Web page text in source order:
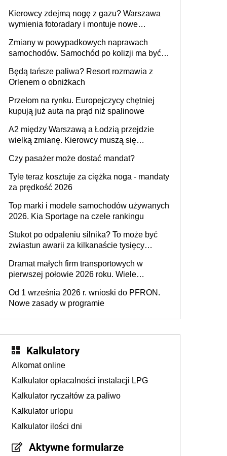
Kierowcy zdejmą nogę z gazu? Warszawa
wymienia fotoradary i montuje nowe
Zmiany w powypadkowych naprawach
samochodów. Samochód po kolizji ma być
technologią producenta
Będą tańsze paliwa? Resort rozmawia z
Orlenem o obniżkach
Przełom na rynku. Europejczycy chętniej
kupują już auta na prąd niż spalinowe
A2 między Warszawą a Łodzią przejdzie
wielką zmianę. Kierowcy muszą się
Czy pasażer może dostać mandat?
Tyle teraz kosztuje za ciężka noga - mandaty
za prędkość 2026
Top marki i modele samochodów używanych
2026. Kia Sportage na czele rankingu
Stukot po odpaleniu silnika? To może być
zwiastun awarii za kilkanaście tysięcy
Dramat małych firm transportowych w
pierwszej połowie 2026 roku. Wiele
Od 1 września 2026 r. wnioski do PFRON.
Nowe zasady w programie
Kalkulatory
Alkomat online
Kalkulator opłacalności instalacji LPG
Kalkulator ryczałtów za paliwo
Kalkulator urlopu
Kalkulator ilości dni
Aktywne formularze